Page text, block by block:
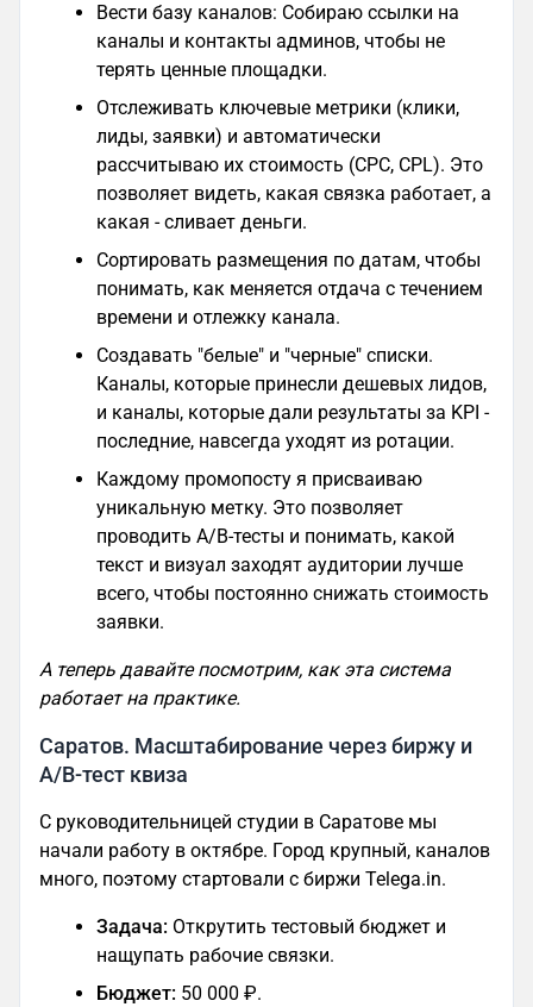
Вести базу каналов: Собираю ссылки на
каналы и контакты админов, чтобы не
терять ценные площадки.
Отслеживать ключевые метрики (клики,
лиды, заявки) и автоматически
рассчитываю их стоимость (CPC, CPL). Это
позволяет видеть, какая связка работает, а
какая - сливает деньги.
Сортировать размещения по датам, чтобы
понимать, как меняется отдача с течением
времени и отлежку канала.
Создавать "белые" и "черные" списки.
Каналы, которые принесли дешевых лидов,
и каналы, которые дали результаты за KPI -
последние, навсегда уходят из ротации.
Каждому промопосту я присваиваю
уникальную метку. Это позволяет
проводить A/B-тесты и понимать, какой
текст и визуал заходят аудитории лучше
всего, чтобы постоянно снижать стоимость
заявки.
А теперь давайте посмотрим, как эта система
работает на практике.
Саратов. Масштабирование через биржу и
A/B-тест квиза
С руководительницей студии в Саратове мы
начали работу в октябре. Город крупный, каналов
много, поэтому стартовали с биржи Telega.in.
Задача: Открутить тестовый бюджет и
нащупать рабочие связки.
Бюджет: 50 000 ₽.